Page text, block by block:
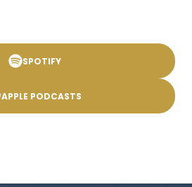
SPOTIFY
APPLE PODCASTS